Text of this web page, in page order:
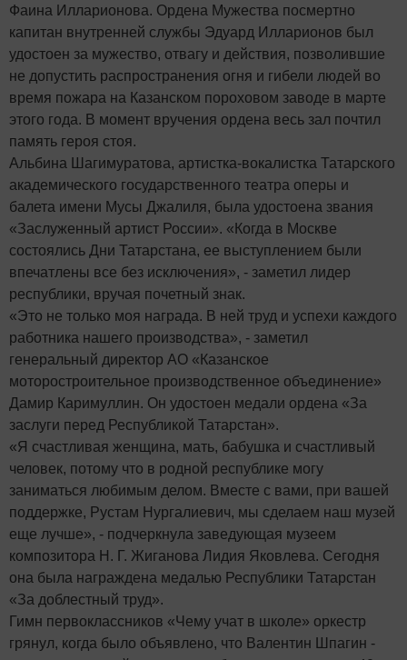
Фаина Илларионова. Ордена Мужества посмертно
капитан внутренней службы Эдуард Илларионов был
удостоен за мужество, отвагу и действия, позволившие
не допустить распространения огня и гибели людей во
время пожара на Казанском пороховом заводе в марте
этого года. В момент вручения ордена весь зал почтил
память героя стоя.
Альбина Шагимуратова, артистка-вокалистка Татарского
академического государственного театра оперы и
балета имени Мусы Джалиля, была удостоена звания
«Заслуженный артист России». «Когда в Москве
состоялись Дни Татарстана, ее выступлением были
впечатлены все без исключения», - заметил лидер
республики, вручая почетный знак.
«Это не только моя награда. В ней труд и успехи каждого
работника нашего производства», - заметил
генеральный директор АО «Казанское
моторостроительное производственное объединение»
Дамир Каримуллин. Он удостоен медали ордена «За
заслуги перед Республикой Татарстан».
«Я счастливая женщина, мать, бабушка и счастливый
человек, потому что в родной республике могу
заниматься любимым делом. Вместе с вами, при вашей
поддержке, Рустам Нургалиевич, мы сделаем наш музей
еще лучше», - подчеркнула заведующая музеем
композитора Н. Г. Жиганова Лидия Яковлева. Сегодня
она была награждена медалью Республики Татарстан
«За доблестный труд».
Гимн первоклассников «Чему учат в школе» оркестр
грянул, когда было объявлено, что Валентин Шпагин -